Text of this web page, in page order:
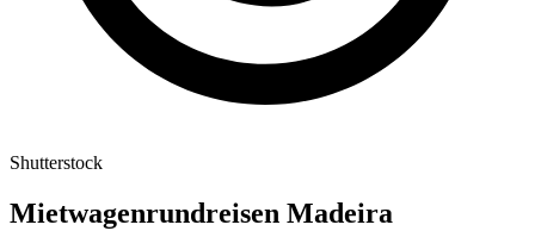
Shutterstock
Mietwagenrundreisen Madeira